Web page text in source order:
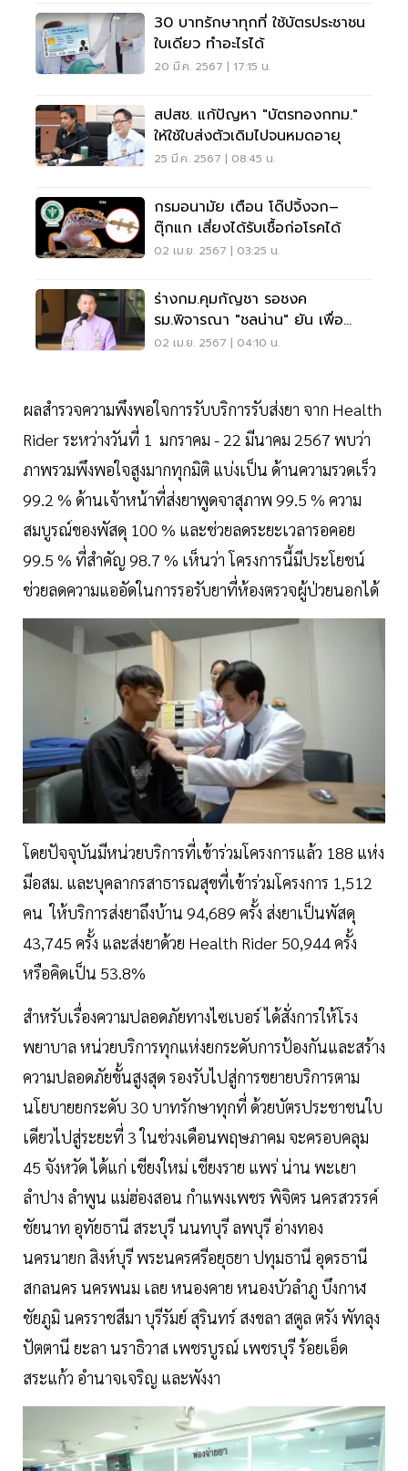
30 บาทรักษาทุกที่ ใช้บัตรประชาชน
ใบเดียว ทำอะไรได้
20 มี.ค. 2567 | 17:15 น.
สปสช. แก้ปัญหา "บัตรทองกทม."
ให้ใช้ใบส่งตัวเดิมไปจนหมดอายุ
25 มี.ค. 2567 | 08:45 น.
กรมอนามัย เตือน โด๊ปจิ้งจก–
ตุ๊กแก เสี่ยงได้รับเชื้อก่อโรคได้
02 เม.ย. 2567 | 03:25 น.
ร่างกม.คุมกัญชา รอชงค
รม.พิจารณา "ชลน่าน" ยัน เพื่อ
ประโยชน์ทางการแพทย์
02 เม.ย. 2567 | 04:10 น.
ผลสำรวจความพึงพอใจการรับบริการรับส่งยา จาก Health
Rider ระหว่างวันที่ 1 มกราคม - 22 มีนาคม 2567 พบว่า
ภาพรวมพึงพอใจสูงมากทุกมิติ แบ่งเป็น ด้านความรวดเร็ว
99.2 % ด้านเจ้าหน้าที่ส่งยาพูดจาสุภาพ 99.5 % ความ
สมบูรณ์ของพัสดุ 100 % และช่วยลดระยะเวลารอคอย
99.5 % ที่สำคัญ 98.7 % เห็นว่า โครงการนี้มีประโยชน์
ช่วยลดความแออัดในการรอรับยาที่ห้องตรวจผู้ป่วยนอกได้
โดยปัจจุบันมีหน่วยบริการที่เข้าร่วมโครงการแล้ว 188 แห่ง
มีอสม. และบุคลากรสาธารณสุขที่เข้าร่วมโครงการ 1,512
คน ให้บริการส่งยาถึงบ้าน 94,689 ครั้ง ส่งยาเป็นพัสดุ
43,745 ครั้ง และส่งยาด้วย Health Rider 50,944 ครั้ง
หรือคิดเป็น 53.8%
สำหรับเรื่องความปลอดภัยทางไซเบอร์ ได้สั่งการให้โรง
พยาบาล หน่วยบริการทุกแห่งยกระดับการป้องกันและสร้าง
ความปลอดภัยขั้นสูงสุด รองรับไปสู่การขยายบริการตาม
นโยบายยกระดับ 30 บาทรักษาทุกที่ ด้วยบัตรประชาชนใบ
เดียวไปสู่ระยะที่ 3 ในช่วงเดือนพฤษภาคม จะครอบคลุม
45 จังหวัด ได้แก่ เชียงใหม่ เชียงราย แพร่ น่าน พะเยา
ลำปาง ลำพูน แม่ฮ่องสอน กำแพงเพชร พิจิตร นครสวรรค์
ชัยนาท อุทัยธานี สระบุรี นนทบุรี ลพบุรี อ่างทอง
นครนายก สิงห์บุรี พระนครศรีอยุธยา ปทุมธานี อุดรธานี
สกลนคร นครพนม เลย หนองคาย หนองบัวลำภู บึงกาฬ
ชัยภูมิ นครราชสีมา บุรีรัมย์ สุรินทร์ สงขลา สตูล ตรัง พัทลุง
ปัตตานี ยะลา นราธิวาส เพชรบูรณ์ เพชรบุรี ร้อยเอ็ด
สระแก้ว อำนาจเจริญ และพังงา